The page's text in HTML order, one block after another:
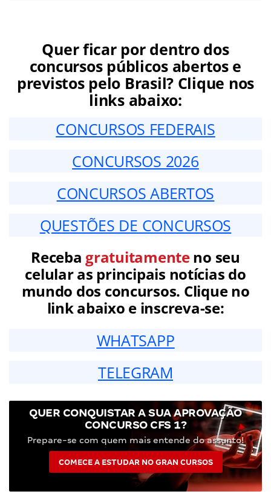
Quer ficar por dentro dos
concursos públicos abertos e
previstos pelo Brasil? Clique nos
links abaixo:
CONCURSOS FEDERAIS
CONCURSOS 2026
CONCURSOS ABERTOS
QUESTÕES DE CONCURSOS
Receba gratuitamenteno seu
celular as principais notícias do
mundo dos concursos. Clique no
link abaixo e inscreva-se:
WHATSAPP
TELEGRAM
QUER CONQUISTAR A SUA APROVAÇÃO
CONCURSO CFS 1?
Prepare-se com quem mais entende do assunto!
COMECE A ESTUDAR NO GRAN CURSOS